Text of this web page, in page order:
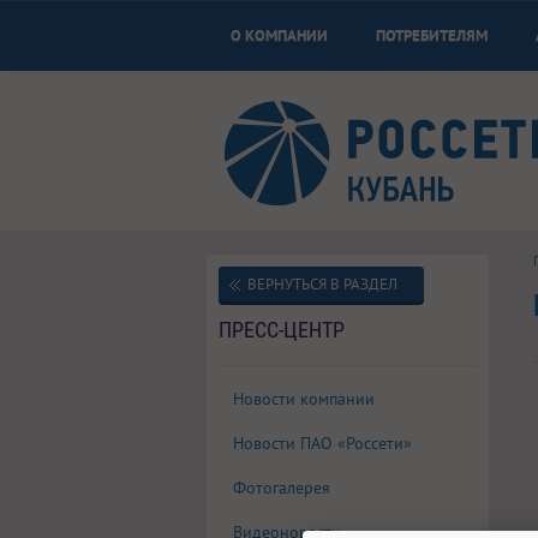
О КОМПАНИИ ПОТРЕБИТЕЛЯМ
ВЕРНУТЬСЯ В РАЗДЕЛ
ПРЕСС-ЦЕНТР
Новости компании
Новости ПАО «Россети»
Фотогалерея
Видеоновости